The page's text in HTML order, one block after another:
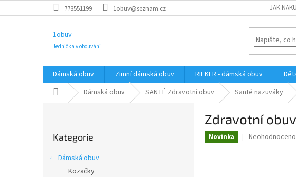
na
773551199 1obuv@seznam.cz JAK
1obuv
Jednička v obouvání
Dámská obuv Zimní dámská obuv RIEKER - dámská obuv
Domů Dámská obuv SANTÉ Zdravotní obuv Santé nazuváky
kategorie
Kategorie
Dámská obuv
Kozačky
Zdravotní
Novinka
Průměrné
Neohodnoceno